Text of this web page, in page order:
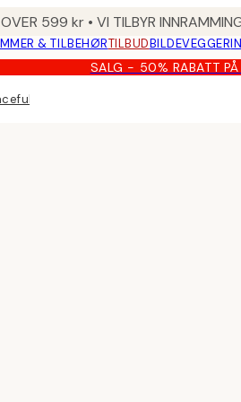
599 kr • VI TILBYR
& TILBEHØRTILBUDBILDEVEGGER
SALG - 50% RABATT PÅ
Dreams Lerret